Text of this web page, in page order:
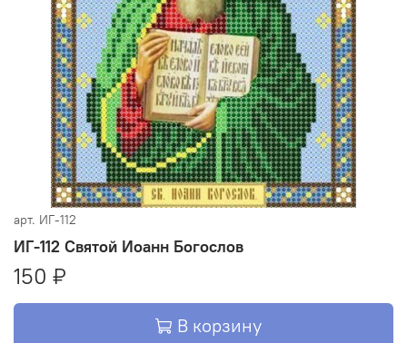
арт. ИГ-112
ИГ-112 Святой Иоанн Богослов
150 ₽
В корзину